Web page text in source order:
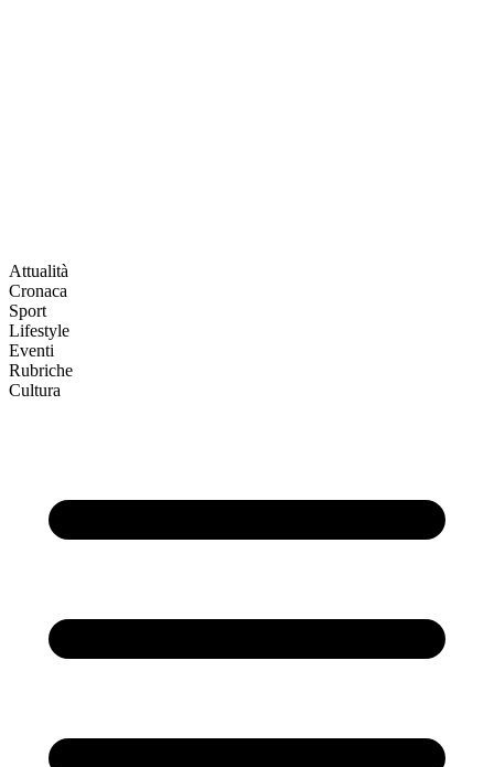
Attualità
Cronaca
Sport
Lifestyle
Eventi
Rubriche
Cultura